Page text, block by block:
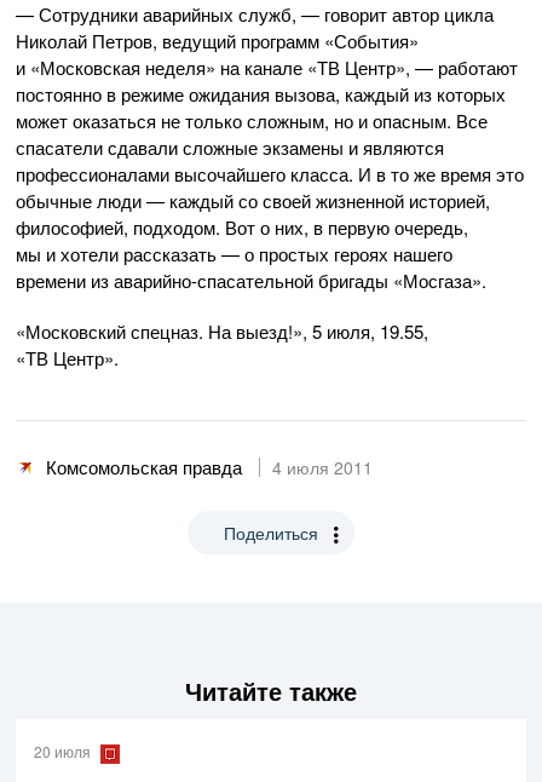
— Сотрудники аварийных служб, — говорит автор цикла
Николай Петров, ведущий программ «События»
и «Московская неделя» на канале «ТВ Центр», — работают
постоянно в режиме ожидания вызова, каждый из которых
может оказаться не только сложным, но и опасным. Все
спасатели сдавали сложные экзамены и являются
профессионалами высочайшего класса. И в то же время это
обычные люди — каждый со своей жизненной историей,
философией, подходом. Вот о них, в первую очередь,
мы и хотели рассказать — о простых героях нашего
времени изаварийно-спасательнойбригады «Мосгаза».
«Московский спецназ. На выезд!», 5 июля, 19.55,
«ТВ Центр».
Комсомольская правда 4 июля 2011
Поделиться
Читайте также
20 июля